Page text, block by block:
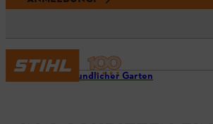
Tierfreundlicher Garten